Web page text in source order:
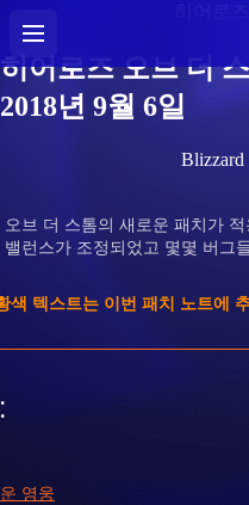
히어로
히어로즈 오브 더
2018년 9월 6일
Blizzard
오브 더 스톰의 새로운 패치가
런스가 조정되었고 몇몇 버그
색 텍스트는 이번 패치 노트에
영웅